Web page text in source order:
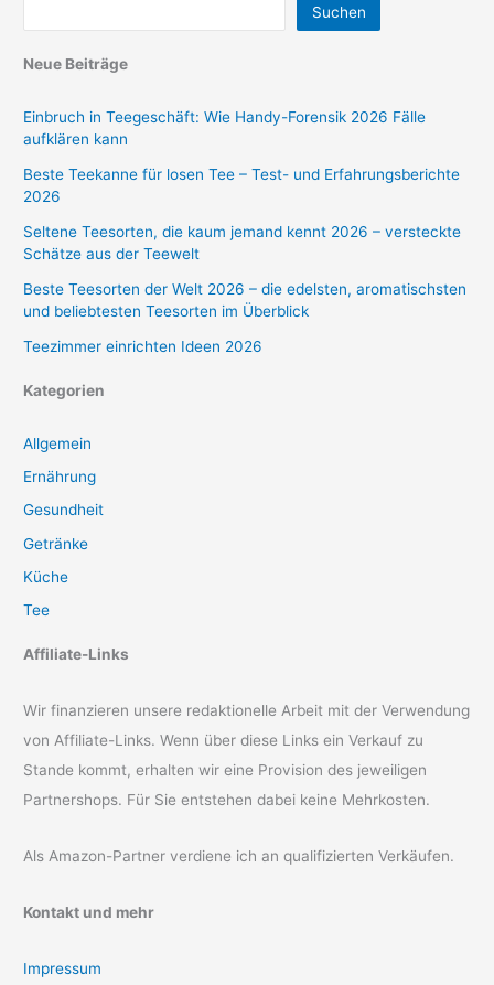
Suchen
Neue Beiträge
Einbruch in Teegeschäft: Wie Handy-Forensik 2026 Fälle
aufklären kann
Beste Teekanne für losen Tee – Test- und Erfahrungsberichte
2026
Seltene Teesorten, die kaum jemand kennt 2026 – versteckte
Schätze aus der Teewelt
Beste Teesorten der Welt 2026 – die edelsten, aromatischsten
und beliebtesten Teesorten im Überblick
Teezimmer einrichten Ideen 2026
Kategorien
Allgemein
Ernährung
Gesundheit
Getränke
Küche
Tee
Affiliate-Links
Wir finanzieren unsere redaktionelle Arbeit mit der Verwendung
von Affiliate-Links. Wenn über diese Links ein Verkauf zu
Stande kommt, erhalten wir eine Provision des jeweiligen
Partnershops. Für Sie entstehen dabei keine Mehrkosten.
Als Amazon-Partner verdiene ich an qualifizierten Verkäufen.
Kontakt und mehr
Impressum